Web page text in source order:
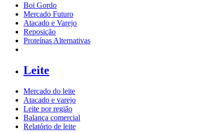
Boi Gordo
Mercado Futuro
Atacado e Varejo
Reposição
Proteínas Alternativas
Leite
Mercado do leite
Atacado e varejo
Leite por região
Balança comercial
Relatório de leite